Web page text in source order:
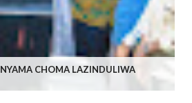
CHOMA LAZINDULIWA